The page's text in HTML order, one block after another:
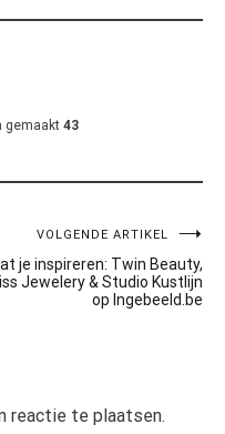
gemaakt 43
VOLGENDE ARTIKEL
je inspireren: Twin Beauty,
Jewelery & Studio Kustlijn
op Ingebeeld.be
reactie te plaatsen.